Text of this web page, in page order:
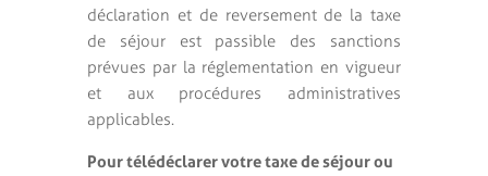
déclaration et de reversement de la taxe
de séjour est passible des sanctions
prévues par la réglementation en vigueur
et aux procédures administratives
applicables.
Pour télédéclarer votre taxe de séjour ou